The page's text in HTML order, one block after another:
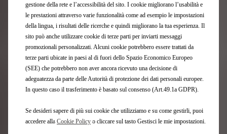
Sfoglia le offerte
gestione della rete e l’accessibilità del sito. I cookie migliorano l’usabilità e
le prestazioni attraverso varie funzionalità come ad esempio le impostazioni
della lingua, i risultati delle ricerche e quindi migliorano la tua esperienza. Il
sito può anche utilizzare cookie di terze parti per inviarti messaggi
promozionali personalizzati. Alcuni cookie potrebbero essere trattati da
terze parti ubicate in paesi al di fuori dello Spazio Economico Europeo
(SEE) che potrebbero non aver ancora ricevuto una decisione di
adeguatezza da parte delle Autorità di protezione dei dati personali europee.
In questo caso il trasferimento è basato sul consenso (Art.49.1a GDPR).
Se desideri sapere di più sui cookie che utilizziamo e su come gestirli, puoi
accedere alla Cookie Policy o cliccare sul tasto Gestisci le mie impostazioni.